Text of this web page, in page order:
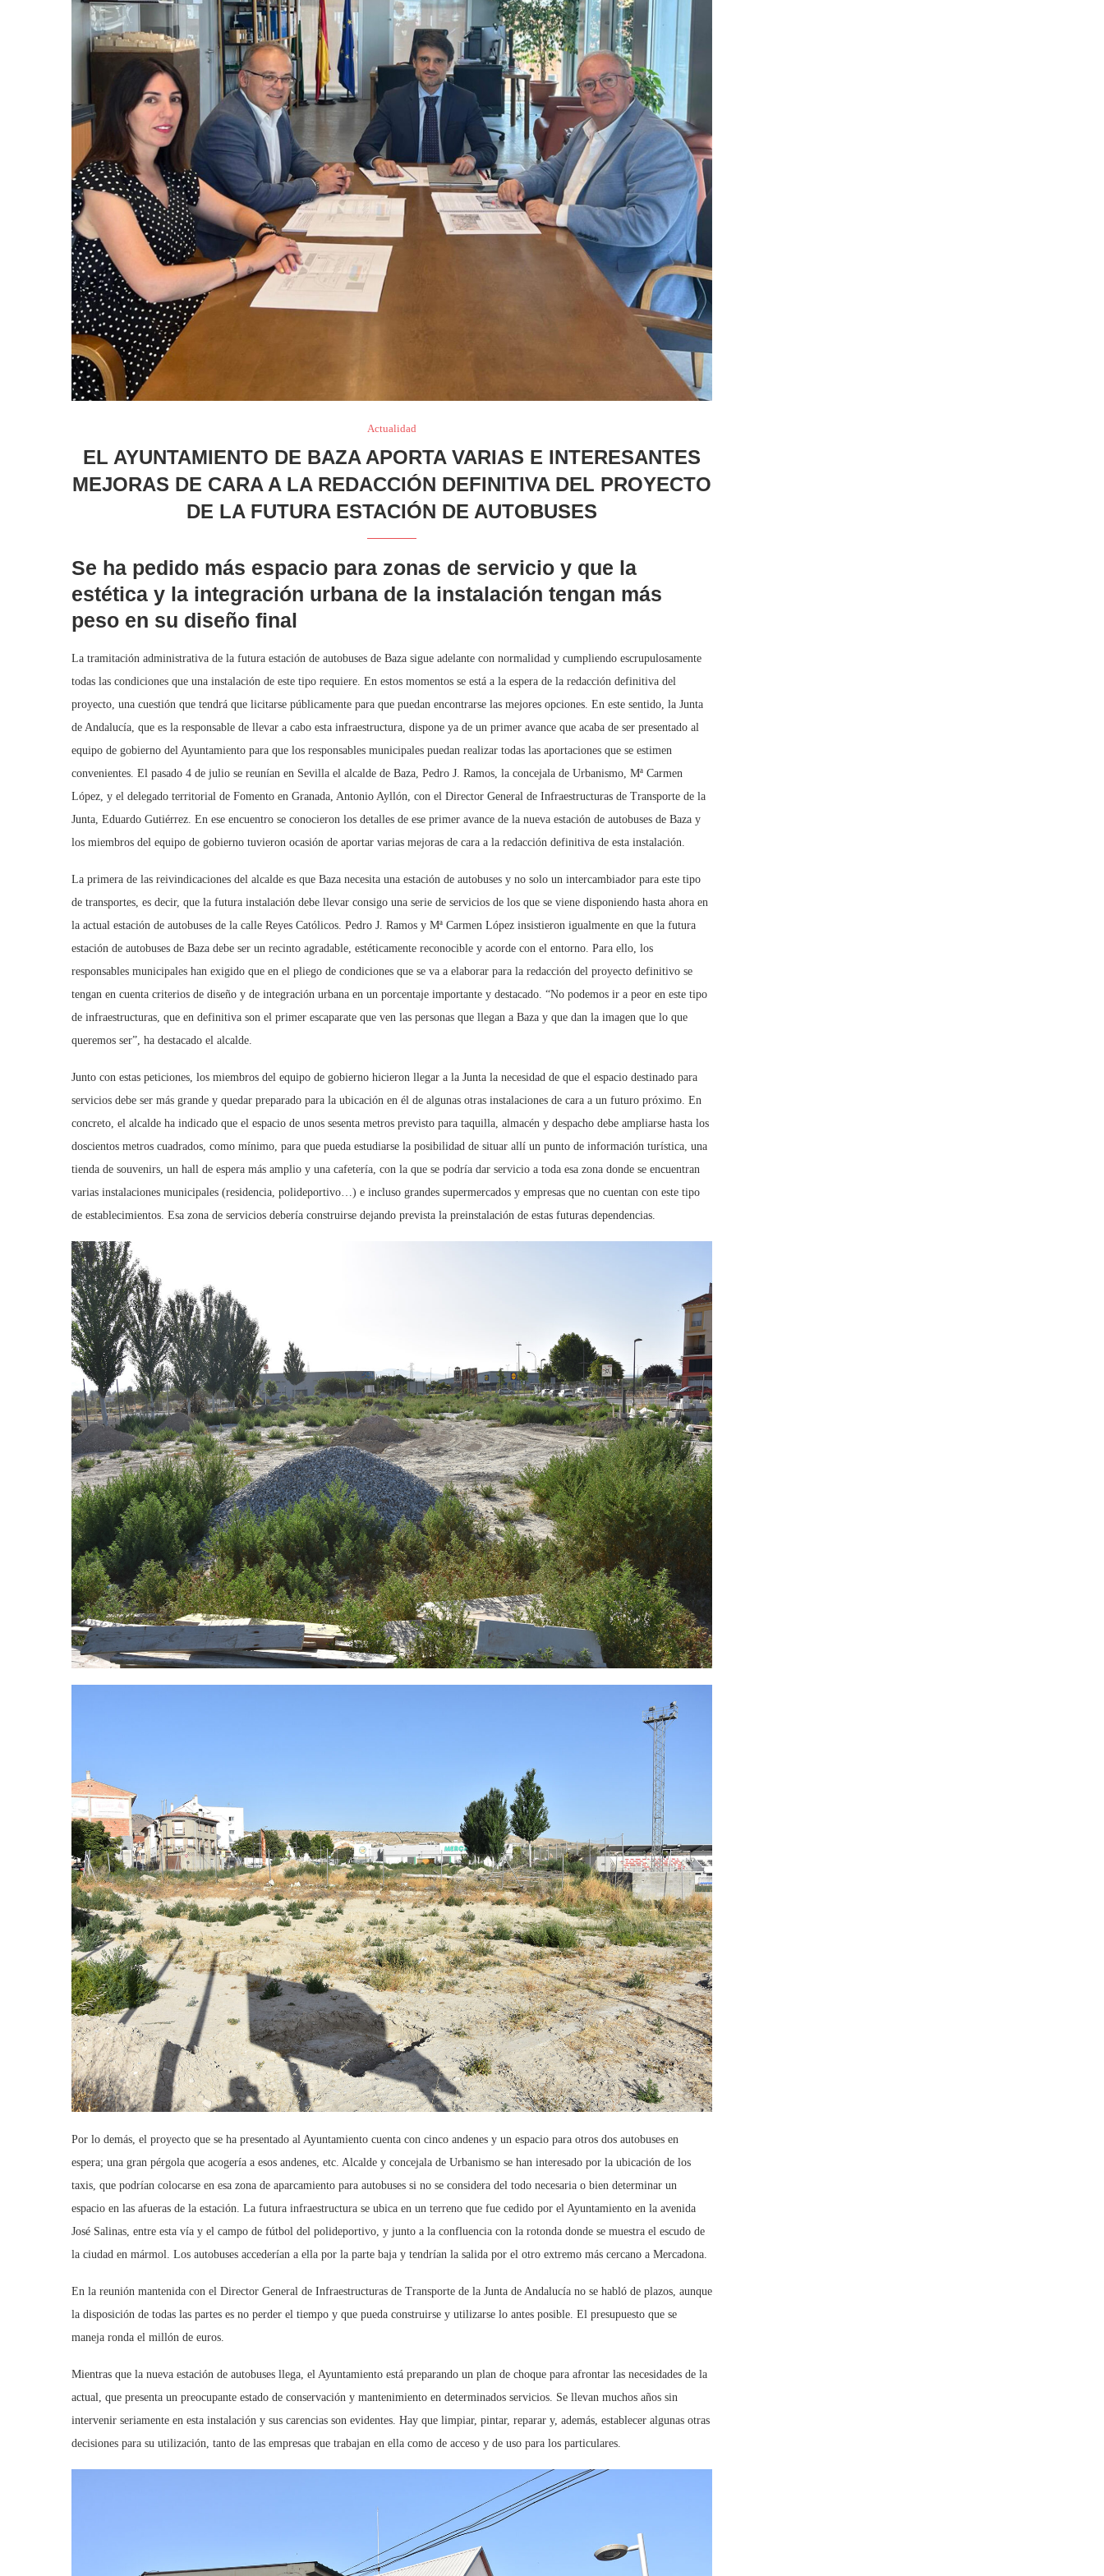
Actualidad
EL AYUNTAMIENTO DE BAZA APORTA VARIAS E INTERESANTES
MEJORAS DE CARA A LA REDACCIÓN DEFINITIVA DEL PROYECTO
DE LA FUTURA ESTACIÓN DE AUTOBUSES
Se ha pedido más espacio para zonas de servicio y que la
estética y la integración urbana de la instalación tengan más
peso en su diseño final
La tramitación administrativa de la futura estación de autobuses de Baza sigue adelante con normalidad y cumpliendo escrupulosamente
todas las condiciones que una instalación de este tipo requiere. En estos momentos se está a la espera de la redacción definitiva del
proyecto, una cuestión que tendrá que licitarse públicamente para que puedan encontrarse las mejores opciones. En este sentido, la Junta
de Andalucía, que es la responsable de llevar a cabo esta infraestructura, dispone ya de un primer avance que acaba de ser presentado al
equipo de gobierno del Ayuntamiento para que los responsables municipales puedan realizar todas las aportaciones que se estimen
convenientes. El pasado 4 de julio se reunían en Sevilla el alcalde de Baza, Pedro J. Ramos, la concejala de Urbanismo, Mª Carmen
López, y el delegado territorial de Fomento en Granada, Antonio Ayllón, con el Director General de Infraestructuras de Transporte de la
Junta, Eduardo Gutiérrez. En ese encuentro se conocieron los detalles de ese primer avance de la nueva estación de autobuses de Baza y
los miembros del equipo de gobierno tuvieron ocasión de aportar varias mejoras de cara a la redacción definitiva de esta instalación.
La primera de las reivindicaciones del alcalde es que Baza necesita una estación de autobuses y no solo un intercambiador para este tipo
de transportes, es decir, que la futura instalación debe llevar consigo una serie de servicios de los que se viene disponiendo hasta ahora en
la actual estación de autobuses de la calle Reyes Católicos. Pedro J. Ramos y Mª Carmen López insistieron igualmente en que la futura
estación de autobuses de Baza debe ser un recinto agradable, estéticamente reconocible y acorde con el entorno. Para ello, los
responsables municipales han exigido que en el pliego de condiciones que se va a elaborar para la redacción del proyecto definitivo se
tengan en cuenta criterios de diseño y de integración urbana en un porcentaje importante y destacado. “No podemos ir a peor en este tipo
de infraestructuras, que en definitiva son el primer escaparate que ven las personas que llegan a Baza y que dan la imagen que lo que
queremos ser”, ha destacado el alcalde.
Junto con estas peticiones, los miembros del equipo de gobierno hicieron llegar a la Junta la necesidad de que el espacio destinado para
servicios debe ser más grande y quedar preparado para la ubicación en él de algunas otras instalaciones de cara a un futuro próximo. En
concreto, el alcalde ha indicado que el espacio de unos sesenta metros previsto para taquilla, almacén y despacho debe ampliarse hasta los
doscientos metros cuadrados, como mínimo, para que pueda estudiarse la posibilidad de situar allí un punto de información turística, una
tienda de souvenirs, un hall de espera más amplio y una cafetería, con la que se podría dar servicio a toda esa zona donde se encuentran
varias instalaciones municipales (residencia, polideportivo…) e incluso grandes supermercados y empresas que no cuentan con este tipo
de establecimientos. Esa zona de servicios debería construirse dejando prevista la preinstalación de estas futuras dependencias.
Por lo demás, el proyecto que se ha presentado al Ayuntamiento cuenta con cinco andenes y un espacio para otros dos autobuses en
espera; una gran pérgola que acogería a esos andenes, etc. Alcalde y concejala de Urbanismo se han interesado por la ubicación de los
taxis, que podrían colocarse en esa zona de aparcamiento para autobuses si no se considera del todo necesaria o bien determinar un
espacio en las afueras de la estación. La futura infraestructura se ubica en un terreno que fue cedido por el Ayuntamiento en la avenida
José Salinas, entre esta vía y el campo de fútbol del polideportivo, y junto a la confluencia con la rotonda donde se muestra el escudo de
la ciudad en mármol. Los autobuses accederían a ella por la parte baja y tendrían la salida por el otro extremo más cercano a Mercadona.
En la reunión mantenida con el Director General de Infraestructuras de Transporte de la Junta de Andalucía no se habló de plazos, aunque
la disposición de todas las partes es no perder el tiempo y que pueda construirse y utilizarse lo antes posible. El presupuesto que se
maneja ronda el millón de euros.
Mientras que la nueva estación de autobuses llega, el Ayuntamiento está preparando un plan de choque para afrontar las necesidades de la
actual, que presenta un preocupante estado de conservación y mantenimiento en determinados servicios. Se llevan muchos años sin
intervenir seriamente en esta instalación y sus carencias son evidentes. Hay que limpiar, pintar, reparar y, además, establecer algunas otras
decisiones para su utilización, tanto de las empresas que trabajan en ella como de acceso y de uso para los particulares.